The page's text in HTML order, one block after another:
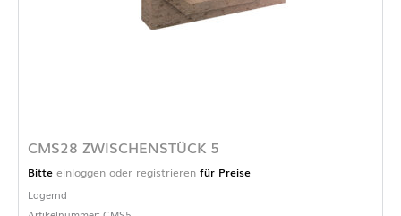
CMS28 ZWISCHENSTÜCK 5
Bitte einloggen oder registrieren für Preise
Lagernd